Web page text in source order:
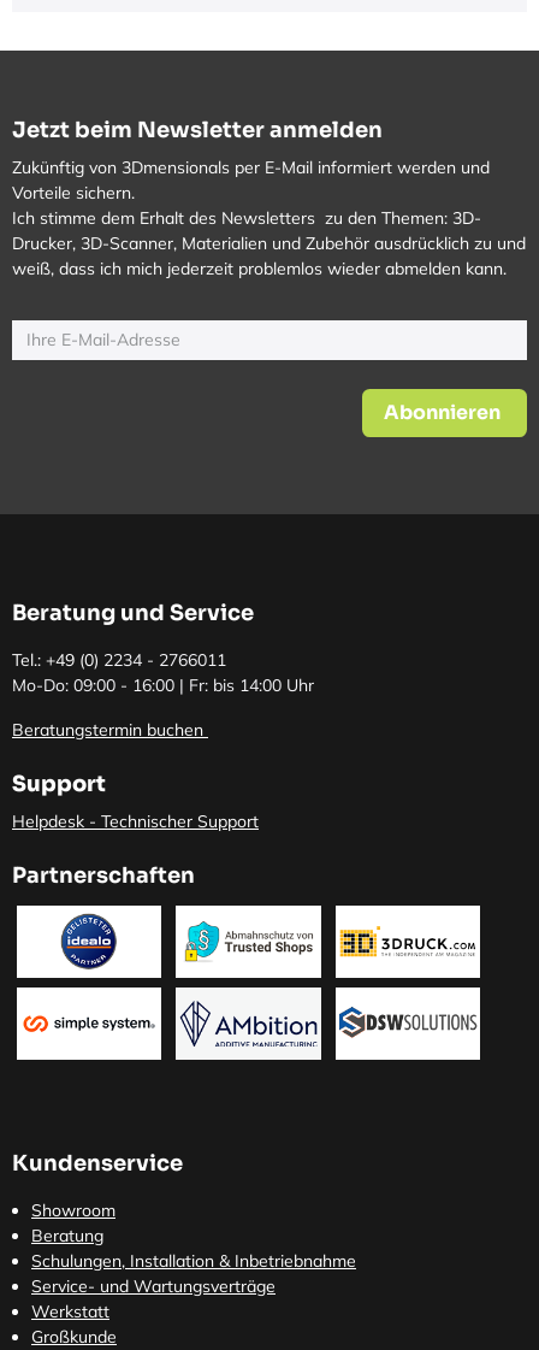
Jetzt beim Newsletter anmelden
Zukünftig von 3Dmensionals per E-Mail informiert werden und
Vorteile sichern.
Ich stimme dem Erhalt des Newsletters zu den Themen: 3D-
Drucker, 3D-Scanner, Materialien und Zubehör ausdrücklich zu und
weiß, dass ich mich jederzeit problemlos wieder abmelden kann.
Abonnieren
Beratung und Service
Tel.: +49 (0) 2234 - 2766011
Mo-Do: 09:00 - 16:00 | Fr: bis 14:00 Uhr
Beratungstermin buchen
Support
Helpdesk - Technischer Support
Partnerschaften
Kundenservice
Showroom
Beratung
Schulungen, Installation & Inbetriebnahme
Service- und Wartungsverträge
Werkstatt
Großkunde